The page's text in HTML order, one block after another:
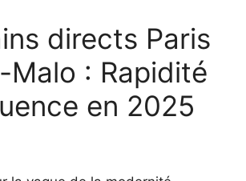
directs Paris
Malo : Rapidité
en 2025